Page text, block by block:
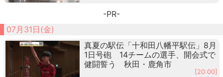
-PR-
07月31日(金)
真夏の駅伝「十和田八幡平駅伝」8月
1日号砲 14チームの選手、開会式で
健闘誓う 秋田・鹿角市
[20:00]